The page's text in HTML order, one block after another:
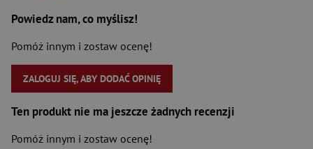
Powiedz nam, co myślisz!
Pomóż innym i zostaw ocenę!
ZALOGUJ SIĘ, ABY DODAĆ OPINIĘ
Ten produkt nie ma jeszcze żadnych recenzji
Pomóż innym i zostaw ocenę!